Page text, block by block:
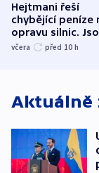
Hejtmani řeší
chybějící peníze
opravu silnic.
nenárokové,
včera před 10 h
Aktuálně